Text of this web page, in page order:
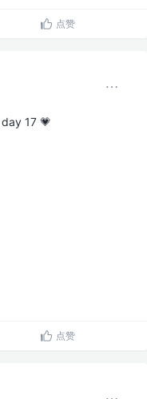
点赞
17 💗
点赞